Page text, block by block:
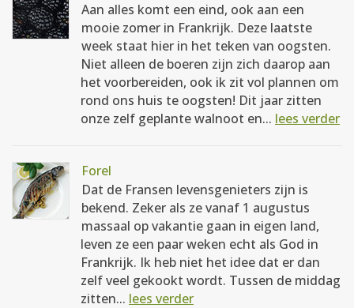
Aan alles komt een eind, ook aan een
mooie zomer in Frankrijk. Deze laatste
week staat hier in het teken van oogsten.
Niet alleen de boeren zijn zich daarop aan
het voorbereiden, ook ik zit vol plannen om
rond ons huis te oogsten! Dit jaar zitten
onze zelf geplante walnoot en... lees verder
Forel
Dat de Fransen levensgenieters zijn is
bekend. Zeker als ze vanaf 1 augustus
massaal op vakantie gaan in eigen land,
leven ze een paar weken echt als God in
Frankrijk. Ik heb niet het idee dat er dan
zelf veel gekookt wordt. Tussen de middag
zitten... lees verder